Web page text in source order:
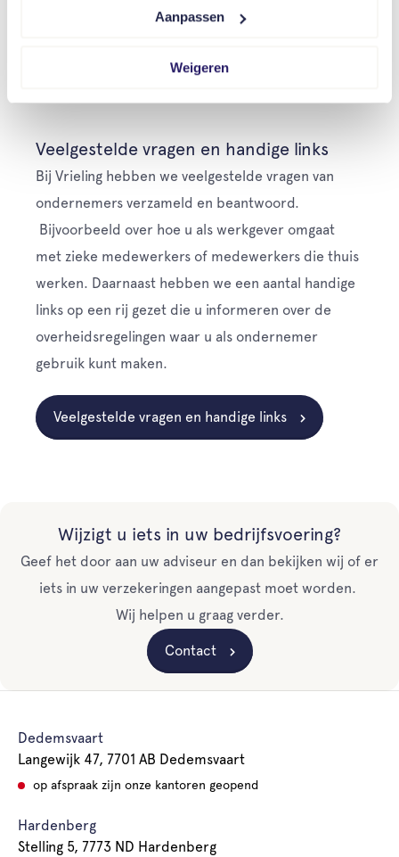
Aanpassen
Weigeren
Veelgestelde vragen en handige links
Bij Vrieling hebben we veelgestelde vragen van
ondernemers verzameld en beantwoord.
Bijvoorbeeld over hoe u als werkgever omgaat
met zieke medewerkers of medewerkers die thuis
werken. Daarnaast hebben we een aantal handige
links op een rij gezet die u informeren over de
overheidsregelingen waar u als ondernemer
gebruik kunt maken.
Veelgestelde vragen en handige links
Wijzigt u iets in uw bedrijfsvoering?
Geef het door aan uw adviseur en dan bekijken wij of er
iets in uw verzekeringen aangepast moet worden.
Wij helpen u graag verder.
Contact
Dedemsvaart
Langewijk 47, 7701 AB Dedemsvaart
op afspraak zijn onze kantoren geopend
Hardenberg
Stelling 5, 7773 ND Hardenberg